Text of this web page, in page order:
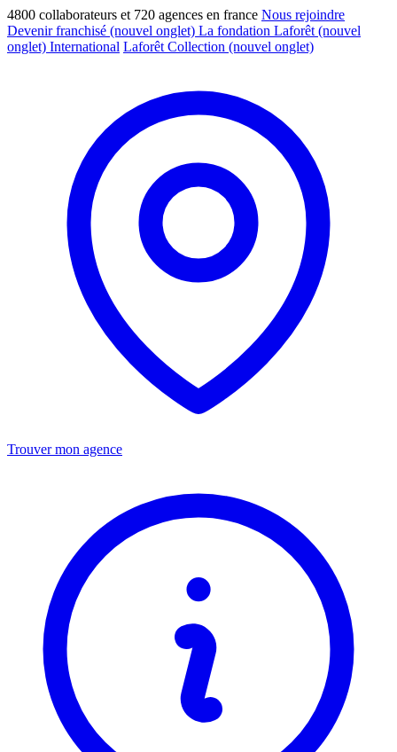
4800 collaborateurs et 720 agences en france Nous rejoindre
Devenir franchisé (nouvel onglet) La fondation Laforêt (nouvel
onglet) International Laforêt Collection (nouvel onglet)
Trouver mon agence